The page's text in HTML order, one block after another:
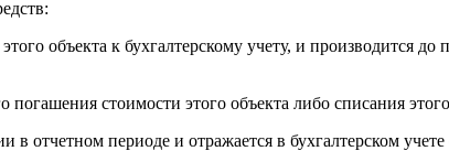
объекта к бухгалтерскому учету, и производится
стоимости этого объекта либо списания этого
в отчетном периоде и отражается в бухгалтерском